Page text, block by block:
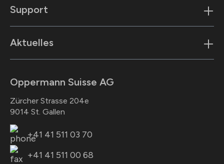
Oppermann Suisse AG
Zürcher Strasse 204e
9014 St. Gallen
+41 41 511 03 70
+41 41 511 00 68
Support
Aktuelles